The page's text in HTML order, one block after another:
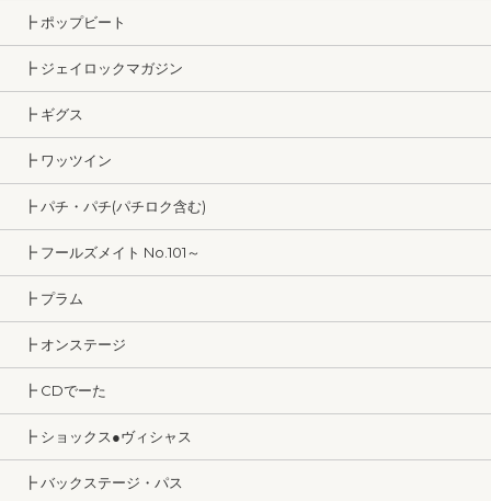
┣ ポップビート
┣ ジェイロックマガジン
┣ ギグス
┣ ワッツイン
┣ パチ・パチ(パチロク含む)
┣ フールズメイト No.101～
┣ プラム
┣ オンステージ
┣ CDでーた
┣ ショックス●ヴィシャス
┣ バックステージ・パス